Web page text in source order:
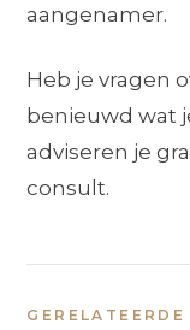
aangenamer.
Heb je vragen
benieuwd wat
adviseren je
consult.